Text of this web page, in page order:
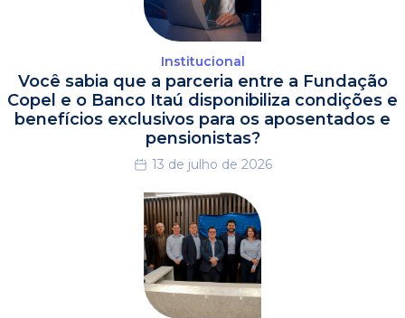
Institucional
Você sabia que a parceria entre a Fundação
Copel e o Banco Itaú disponibiliza condições e
benefícios exclusivos para os aposentados e
pensionistas?
13 de julho de 2026